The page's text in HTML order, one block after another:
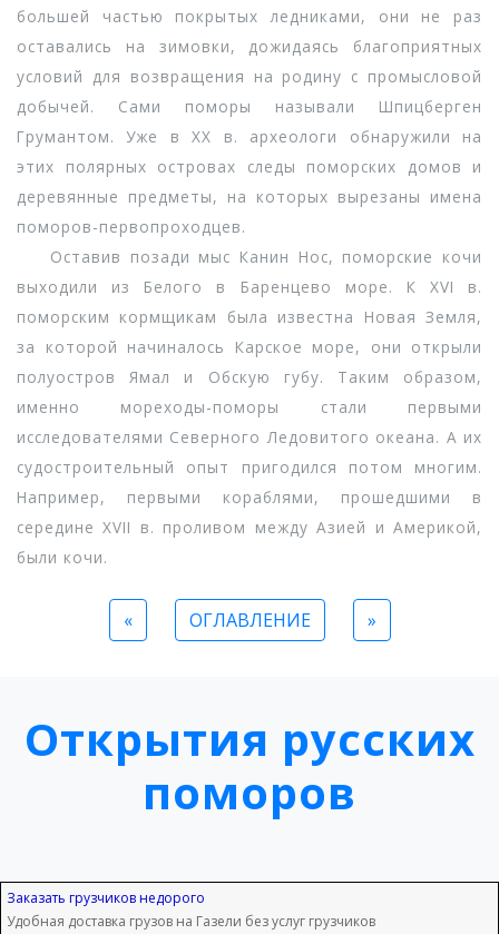
большей частью покрытых ледниками, они не раз
оставались на зимовки, дожидаясь благоприятных
условий для возвращения на родину с промысловой
добычей. Сами поморы называли Шпицберген
Грумантом. Уже в XX в. археологи обнаружили на
этих полярных островах следы поморских домов и
деревянные предметы, на которых вырезаны имена
поморов-первопроходцев.
Оставив позади мыс Канин Нос, поморские кочи
выходили из Белого в Баренцево море. К XVI в.
поморским кормщикам была известна Новая Земля,
за которой начиналось Карское море, они открыли
полуостров Ямал и Обскую губу. Таким образом,
именно мореходы-поморы стали первыми
исследователями Северного Ледовитого океана. А их
судостроительный опыт пригодился потом многим.
Например, первыми кораблями, прошедшими в
середине XVII в. проливом между Азией и Америкой,
были кочи.
« ОГЛАВЛЕНИЕ »
Открытия русских
поморов
Заказать грузчиков недорого
Удобная доставка грузов на Газели без услуг грузчиков